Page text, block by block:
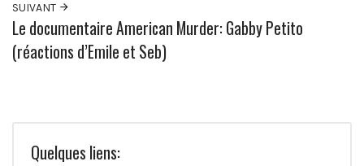
SUIVANT
Le documentaire American Murder: Gabby Petito
(réactions d’Emile et Seb)
Quelques liens: